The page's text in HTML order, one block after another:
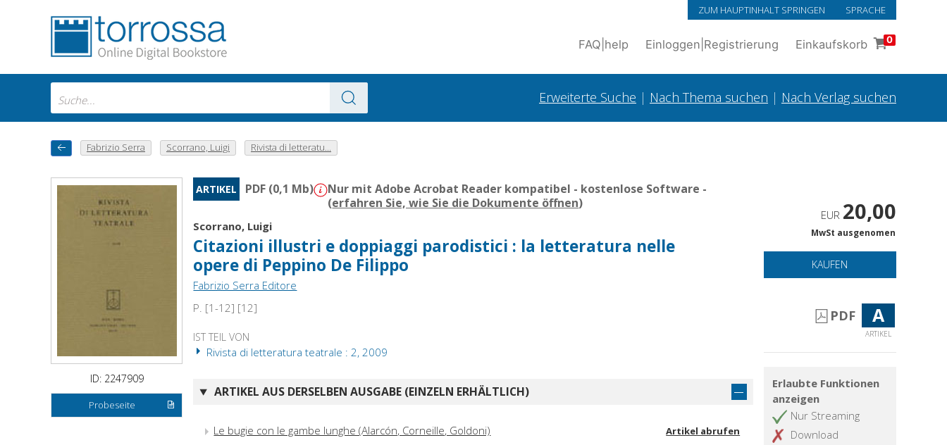
ZUM HAUPTINHALT SPRINGEN SPRACHE
FAQ help Einloggen Registrierung Einkaufskorb 0
Erweiterte Suche | Nach Thema suchen | Nach Verlag suchen
Fabrizio Serra Scorrano, Luigi Rivista di letteratu...
ID: 2247909
Probeseite
ARTIKEL PDF (0,1 Mb)
Nur mit Adobe Acrobat Reader kompatibel - kostenlose Software -
(erfahren Sie, wie Sie die Dokumente öffnen)
Scorrano, Luigi
Citazioni illustri e doppiaggi parodistici : la letteratura nelle
opere di Peppino De Filippo
Fabrizio Serra Editore
P. [1-12] [12]
IST TEIL VON
Rivista di letteratura teatrale : 2, 2009
ARTIKEL AUS DERSELBEN AUSGABE (EINZELN ERHÄLTLICH)
Le bugie con le gambe lunghe (Alarcón, Corneille, Goldoni) Artikel abrufen
EUR 20,00
MwSt ausgenomen
KAUFEN
PDF A
ARTIKEL
Erlaubte Funktionen
anzeigen
Nur Streaming
Download